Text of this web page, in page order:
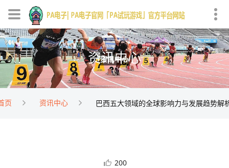
资讯中心
页 资讯中心 巴西五大领域的全球影响力与发展趋势解
200